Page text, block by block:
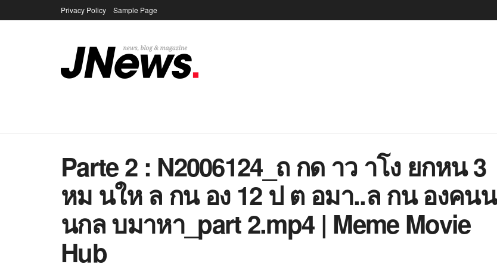
Privacy Policy Sample Page
Parte 2 : N2006124_ถ กด าว าโง ยกหน 3
หม นให ล กน อง 12 ป ต อมา..ล กน องคนน
นกล บมาหา_part 2.mp4 | Meme Movie
Hub